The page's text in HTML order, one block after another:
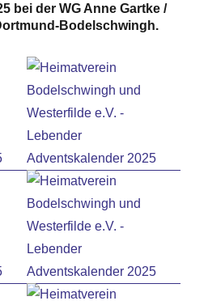
bei der WG Anne Gartke /
Bodelschwingh.